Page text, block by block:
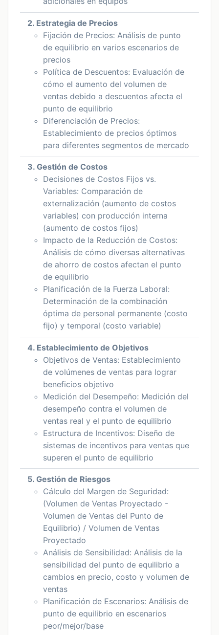
2. Estrategia de Precios
Fijación de Precios: Análisis de punto
de equilibrio en varios escenarios de
precios
Política de Descuentos: Evaluación de
cómo el aumento del volumen de
ventas debido a descuentos afecta el
punto de equilibrio
Diferenciación de Precios:
Establecimiento de precios óptimos
para diferentes segmentos de mercado
3. Gestión de Costos
Decisiones de Costos Fijos vs.
Variables: Comparación de
externalización (aumento de costos
variables) con producción interna
(aumento de costos fijos)
Impacto de la Reducción de Costos:
Análisis de cómo diversas alternativas
de ahorro de costos afectan el punto
de equilibrio
Planificación de la Fuerza Laboral:
Determinación de la combinación
óptima de personal permanente (costo
fijo) y temporal (costo variable)
4. Establecimiento de Objetivos
Objetivos de Ventas: Establecimiento
de volúmenes de ventas para lograr
beneficios objetivo
Medición del Desempeño: Medición del
desempeño contra el volumen de
ventas real y el punto de equilibrio
Estructura de Incentivos: Diseño de
sistemas de incentivos para ventas que
superen el punto de equilibrio
5. Gestión de Riesgos
Cálculo del Margen de Seguridad:
(Volumen de Ventas Proyectado -
Volumen de Ventas del Punto de
Equilibrio) / Volumen de Ventas
Proyectado
Análisis de Sensibilidad: Análisis de la
sensibilidad del punto de equilibrio a
cambios en precio, costo y volumen de
ventas
Planificación de Escenarios: Análisis de
punto de equilibrio en escenarios
peor/mejor/base